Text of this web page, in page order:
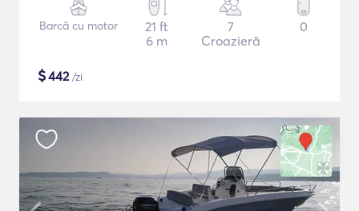
Barcă cu motor
21 ft
6 m
7
Croazieră
0
$442/zi